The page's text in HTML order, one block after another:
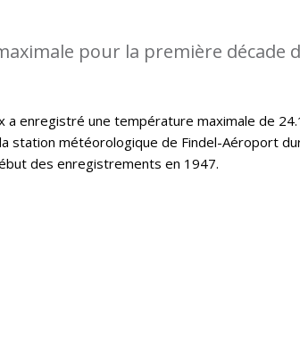
pour la première décade
enregistré une température maximale de 24.1
station météorologique de Findel-Aéroport
des enregistrements en 1947.